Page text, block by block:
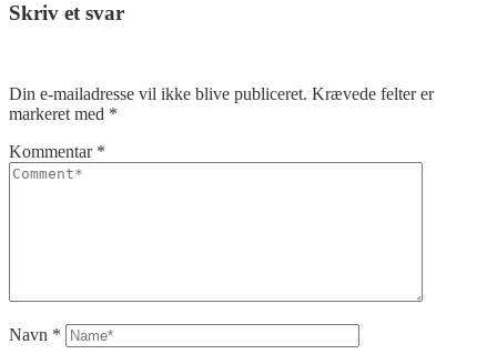
Skriv et svar
Din e-mailadresse vil ikke blive publiceret. Krævede felter er
markeret med *
Kommentar *
Navn *